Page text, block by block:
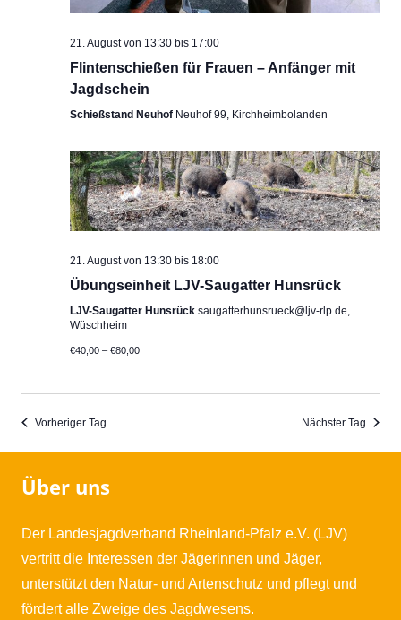
21. August von 13:30 bis 17:00
Flintenschießen für Frauen – Anfänger mit
Jagdschein
Schießstand Neuhof Neuhof 99, Kirchheimbolanden
21. August von 13:30 bis 18:00
Übungseinheit LJV-Saugatter Hunsrück
LJV-Saugatter Hunsrück saugatterhunsrueck@ljv-rlp.de,
Wüschheim
€40,00 – €80,00
Vorheriger Tag Nächster Tag
Über uns
Der Landesjagdverband Rheinland-Pfalz e.V. (LJV)
vertritt die Interessen der Jägerinnen und Jäger,
unterstützt den Natur- und Artenschutz und pflegt und
fördert alle Zweige des Jagdwesens.